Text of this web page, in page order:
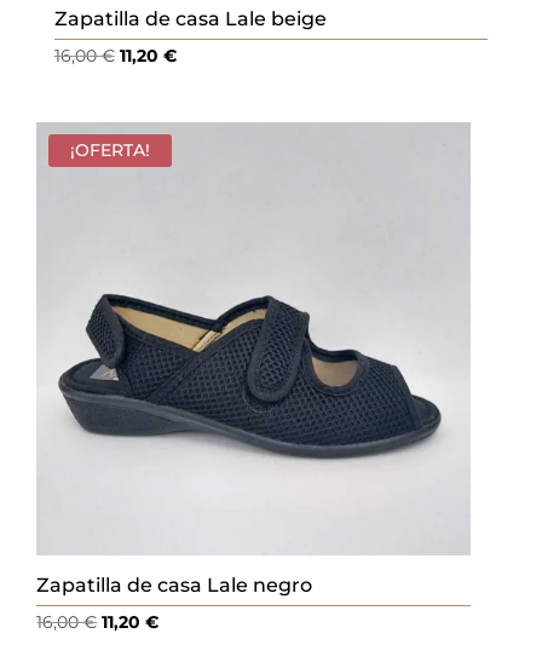
Zapatilla de casa Lale beige
16,00€ El
original
era:
11,20 €El
actual
¡OFERTA!
Zapatilla de casa Lale negro
16,00€El
11,20€El